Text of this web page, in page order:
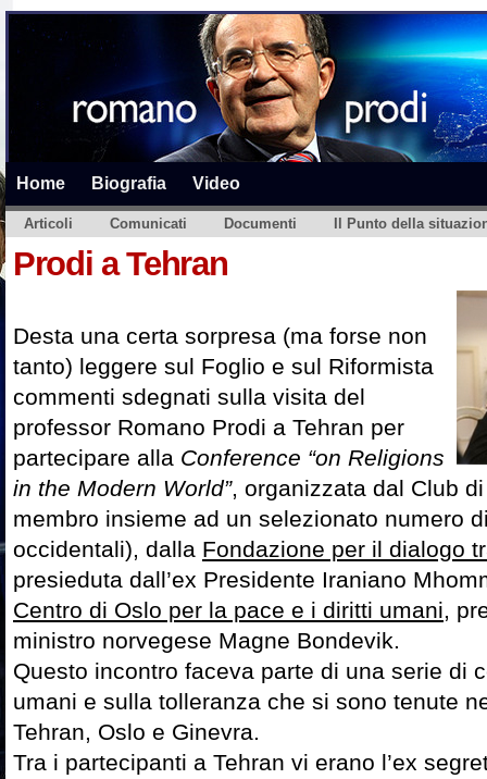
Home Biografia Video
Articoli Comunicati Documenti Il Punto della
Prodi a Tehran
Desta una certa sorpresa (ma forse non
tanto) leggere sul Foglio e sul Riformista
commenti sdegnati sulla visita del
professor Romano Prodi a Tehran per
partecipare alla Conference “on Religions
in the Modern World”, organizzata dal Club
membro insieme ad un selezionato numero
occidentali), dalla Fondazione per il dialogo
presieduta dall’ex Presidente Iraniano
Centro di Oslo per la pace e i diritti umani,
ministro norvegese Magne Bondevik.
Questo incontro faceva parte di una serie di
umani e sulla tolleranza che si sono tenute
Tehran, Oslo e Ginevra.
Tra i partecipanti a Tehran vi erano l’ex